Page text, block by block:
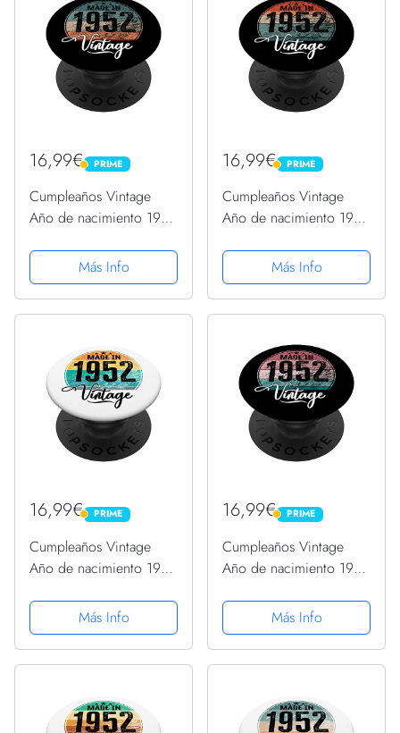
16,99€ PRIME
PRIME
Cumpleaños Vintage
Año de nacimiento 1952
PopSockets PopGrip
Intercambiable
Más Info
16,99€ PRIME
PRIME
Cumpleaños Vintage
Año de nacimiento 1952
PopSockets PopGrip
Intercambiable
Más Info
16,99€ PRIME
PRIME
Cumpleaños Vintage
Año de nacimiento 1952
PopSockets PopGrip
Intercambiable
Más Info
16,99€ PRIME
PRIME
Cumpleaños Vintage
Año de nacimiento 1952
PopSockets PopGrip
Intercambiable
Más Info